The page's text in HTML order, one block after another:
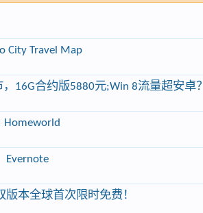
City Travel Map
16G合约版5880元;Win 8流量超安卓？
Homeworld
Evernote
版本全球首次限时免费！